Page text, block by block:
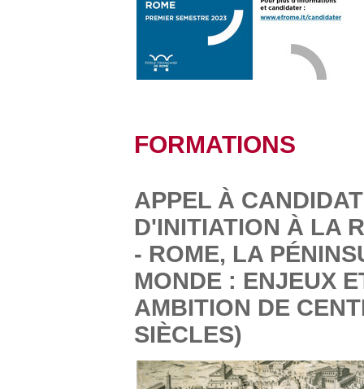
FORMATIONS
APPEL À
D'INITIATION À LA
- ROME, LA
MONDE : ENJEUX
AMBITION DE
SIÈCLES)